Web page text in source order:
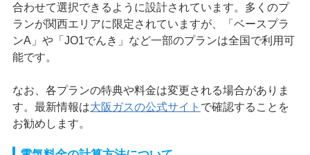
合わせて選択できるように設計されています。多くのプ
ランが関西エリアに限定されていますが、「ベースプラ
ンA」や「JO1でんき」など一部のプランは全国で利用可
能です。
なお、各プランの特典や料金は変更される場合がありま
す。最新情報は大阪ガスの公式サイト で確認することを
お勧めします。